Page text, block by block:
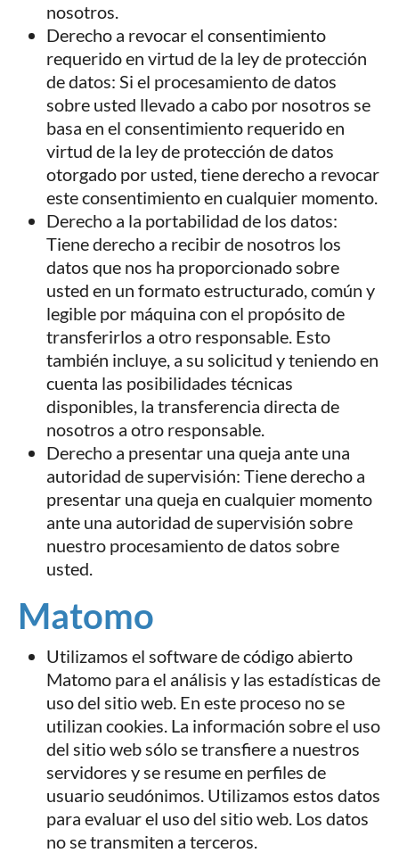
nosotros.
Derecho a revocar el consentimiento
requerido en virtud de la ley de protección
de datos: Si el procesamiento de datos
sobre usted llevado a cabo por nosotros se
basa en el consentimiento requerido en
virtud de la ley de protección de datos
otorgado por usted, tiene derecho a revocar
este consentimiento en cualquier momento.
Derecho a la portabilidad de los datos:
Tiene derecho a recibir de nosotros los
datos que nos ha proporcionado sobre
usted en un formato estructurado, común y
legible por máquina con el propósito de
transferirlos a otro responsable. Esto
también incluye, a su solicitud y teniendo en
cuenta las posibilidades técnicas
disponibles, la transferencia directa de
nosotros a otro responsable.
Derecho a presentar una queja ante una
autoridad de supervisión: Tiene derecho a
presentar una queja en cualquier momento
ante una autoridad de supervisión sobre
nuestro procesamiento de datos sobre
usted.
Matomo
Utilizamos el software de código abierto
Matomo para el análisis y las estadísticas de
uso del sitio web. En este proceso no se
utilizan cookies. La información sobre el uso
del sitio web sólo se transfiere a nuestros
servidores y se resume en perfiles de
usuario seudónimos. Utilizamos estos datos
para evaluar el uso del sitio web. Los datos
no se transmiten a terceros.